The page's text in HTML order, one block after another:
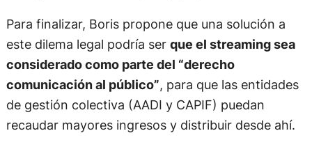
Para finalizar, Boris propone que una solución a
este dilema legal podría ser que el streaming sea
considerado como parte del “derecho
comunicación al público”, para que las entidades
de gestión colectiva (AADI y CAPIF) puedan
recaudar mayores ingresos y distribuir desde ahí.